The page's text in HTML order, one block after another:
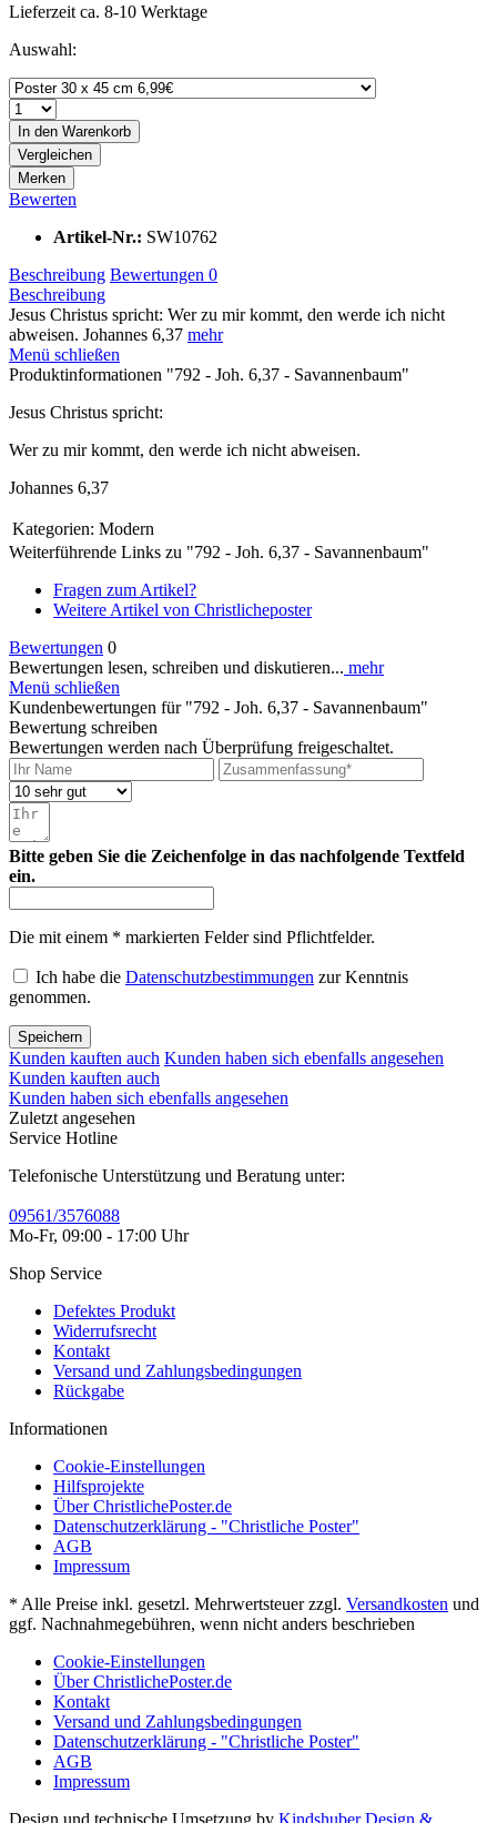
Lieferzeit ca. 8-10 Werktage
Auswahl:
In den Warenkorb
Vergleichen
Merken
Bewerten
Artikel-Nr.: SW10762
Beschreibung Bewertungen 0
Beschreibung
Jesus Christus spricht: Wer zu mir kommt, den werde ich nicht
abweisen. Johannes 6,37 mehr
Menü schließen
Produktinformationen "792 - Joh. 6,37 - Savannenbaum"
Jesus Christus spricht:
Wer zu mir kommt, den werde ich nicht abweisen.
Johannes 6,37
Kategorien: Modern
Weiterführende Links zu "792 - Joh. 6,37 - Savannenbaum"
Fragen zum Artikel?
Weitere Artikel von Christlicheposter
Bewertungen 0
Bewertungen lesen, schreiben und diskutieren... mehr
Menü schließen
Kundenbewertungen für "792 - Joh. 6,37 - Savannenbaum"
Bewertung schreiben
Bewertungen werden nach Überprüfung freigeschaltet.
Bitte geben Sie die Zeichenfolge in das nachfolgende Textfeld
ein.
Die mit einem * markierten Felder sind Pflichtfelder.
Ich habe die Datenschutzbestimmungen zur Kenntnis
genommen.
Speichern
Kunden kauften auch Kunden haben sich ebenfalls angesehen
Kunden kauften auch
Kunden haben sich ebenfalls angesehen
Zuletzt angesehen
Service Hotline
Telefonische Unterstützung und Beratung unter:
09561/3576088
Mo-Fr, 09:00 - 17:00 Uhr
Shop Service
Defektes Produkt
Widerrufsrecht
Kontakt
Versand und Zahlungsbedingungen
Rückgabe
Informationen
Cookie-Einstellungen
Hilfsprojekte
Über ChristlichePoster.de
Datenschutzerklärung - "Christliche Poster"
AGB
Impressum
* Alle Preise inkl. gesetzl. Mehrwertsteuer zzgl. Versandkosten und
ggf. Nachnahmegebühren, wenn nicht anders beschrieben
Cookie-Einstellungen
Über ChristlichePoster.de
Kontakt
Versand und Zahlungsbedingungen
Datenschutzerklärung - "Christliche Poster"
AGB
Impressum
Design und technische Umsetzung by Kindshuber Design &